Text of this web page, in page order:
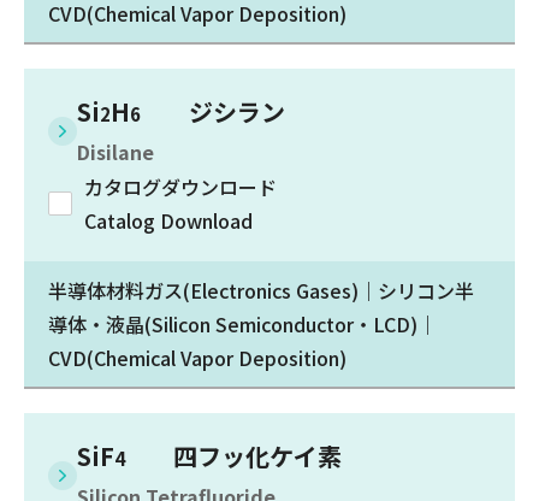
CVD(Chemical Vapor Deposition)
Si2H6 ジシラン
Disilane
カタログダウンロード
Catalog Download
半導体材料ガス(Electronics Gases)｜シリコン半
導体・液晶(Silicon Semiconductor・LCD)｜
CVD(Chemical Vapor Deposition)
SiF4四フッ化ケイ素